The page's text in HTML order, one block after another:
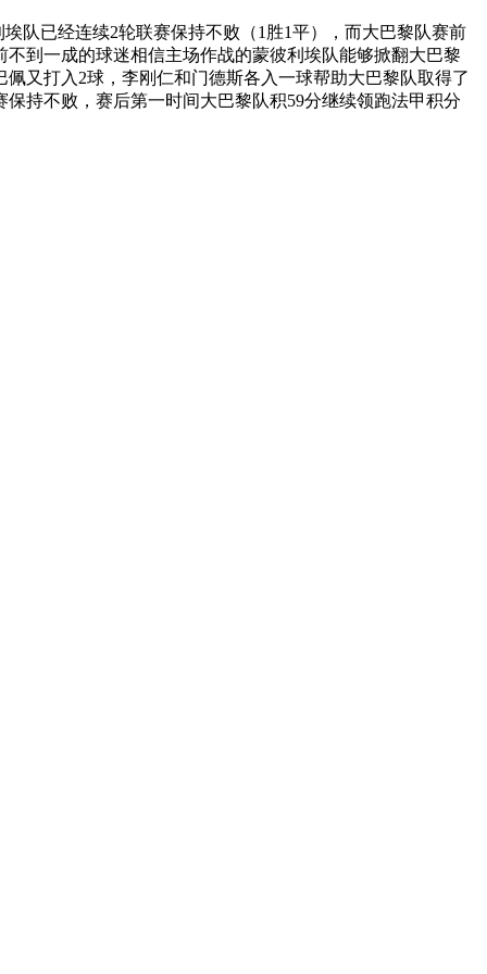
队已经连续2轮联赛保持不败（1胜1平），而大巴黎队赛前
到一成的球迷相信主场作战的蒙彼利埃队能够掀翻大巴黎
又打入2球，李刚仁和门德斯各入一球帮助大巴黎队取得了
持不败，赛后第一时间大巴黎队积59分继续领跑法甲积分